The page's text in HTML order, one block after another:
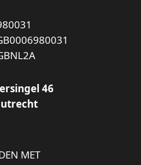
46
utrecht
MET